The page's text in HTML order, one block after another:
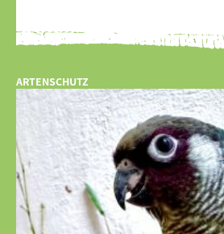
ARTENSCHUTZ